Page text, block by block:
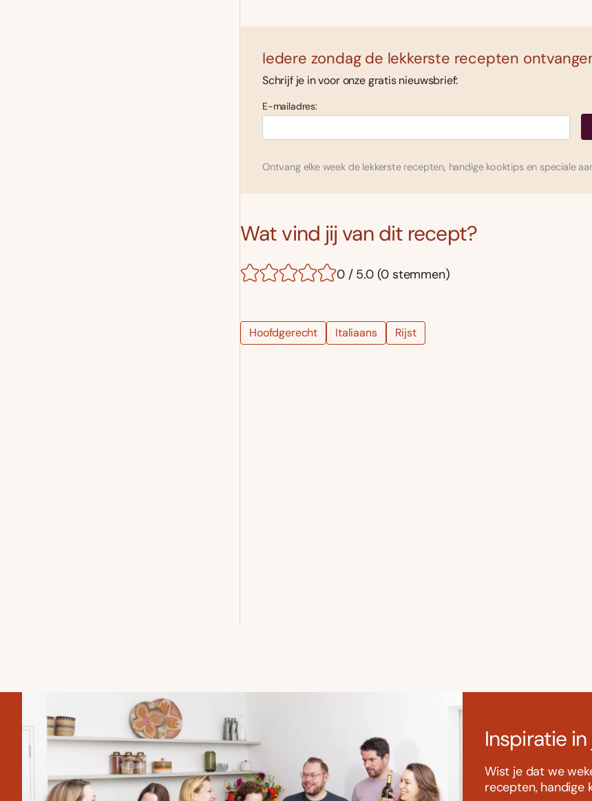
Iedere zondag de lekkerste recepten
Schrijf je in voor onze gratis nieuwsbrief:
E-mailadres:
Ontvang elke week de lekkerste recepten, handige kooktips en speciale
Wat vind jij van dit recept?
0 / 5.0 (0 stemmen)
Hoofdgerecht Italiaans Rijst
Inspiratie
Wist je dat we
recepten, handige